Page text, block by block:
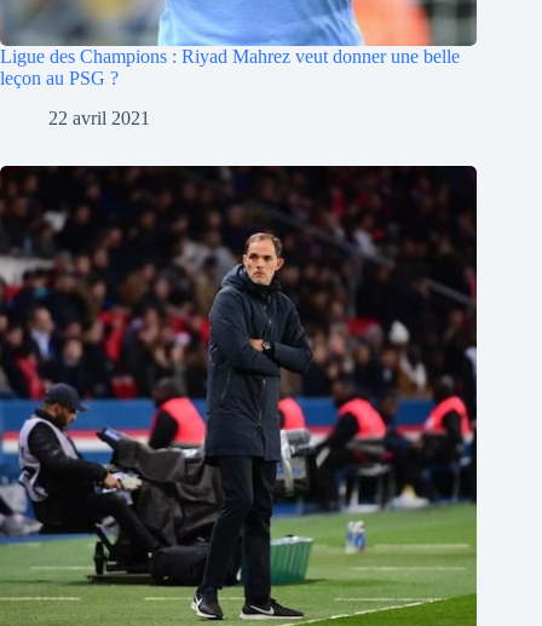
Ligue des Champions : Riyad Mahrez veut donner une belle
leçon au PSG ?
22 avril 2021